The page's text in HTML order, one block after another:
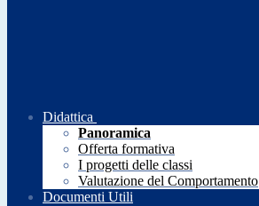
Didattica
Panoramica
Offerta formativa
I progetti delle classi
Valutazione del Comportamento
Documenti Utili